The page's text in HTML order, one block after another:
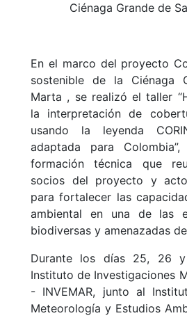
Ciénaga Grande de
En el marco del proyecto
sostenible de la Ciénaga
Marta , se realizó el taller
la interpretación de
usando la leyenda
adaptada para
formación técnica que
socios del proyecto y
para fortalecer las
ambiental en una de las
biodiversas y amenazadas
Durante los días 25, 26
Instituto de Investigaciones
- INVEMAR, junto al
Meteorología y Estudios